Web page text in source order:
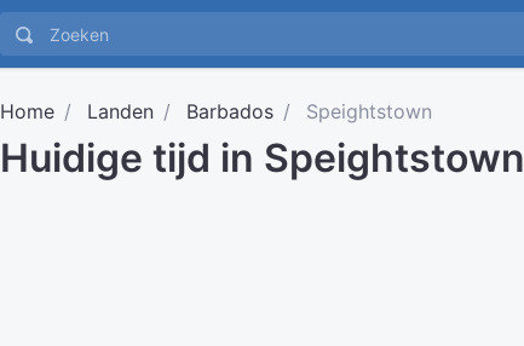
Home Landen Barbados Speightstown
Huidige tijd in Speightstown